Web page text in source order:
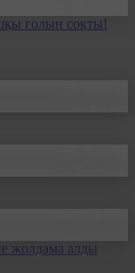
голын соқты!
жолдама алды